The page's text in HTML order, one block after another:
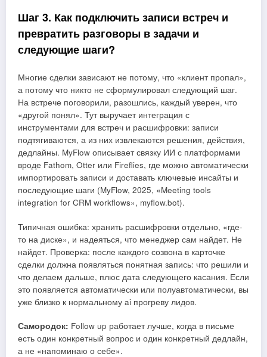
Шаг 3. Как подключить записи встреч и
превратить разговоры в задачи и
следующие шаги?
Многие сделки зависают не потому, что «клиент пропал»,
а потому что никто не сформулировал следующий шаг.
На встрече поговорили, разошлись, каждый уверен, что
«другой понял». Тут выручает интеграция с
инструментами для встреч и расшифровки: записи
подтягиваются, а из них извлекаются решения, действия,
дедлайны. MyFlow описывает связку ИИ с платформами
вроде Fathom, Otter или Fireflies, где можно автоматически
импортировать записи и доставать ключевые инсайты и
последующие шаги (MyFlow, 2025, «Meeting tools
integration for CRM workflows», myflow.bot).
Типичная ошибка: хранить расшифровки отдельно, «где-
то на диске», и надеяться, что менеджер сам найдет. Не
найдет. Проверка: после каждого созвона в карточке
сделки должна появляться понятная запись: что решили и
что делаем дальше, плюс дата следующего касания. Если
это появляется автоматически или полуавтоматически, вы
уже близко к нормальному ai прогреву лидов.
Самородок: Follow up работает лучше, когда в письме
есть один конкретный вопрос и один конкретный дедлайн,
а не «напоминаю о себе».